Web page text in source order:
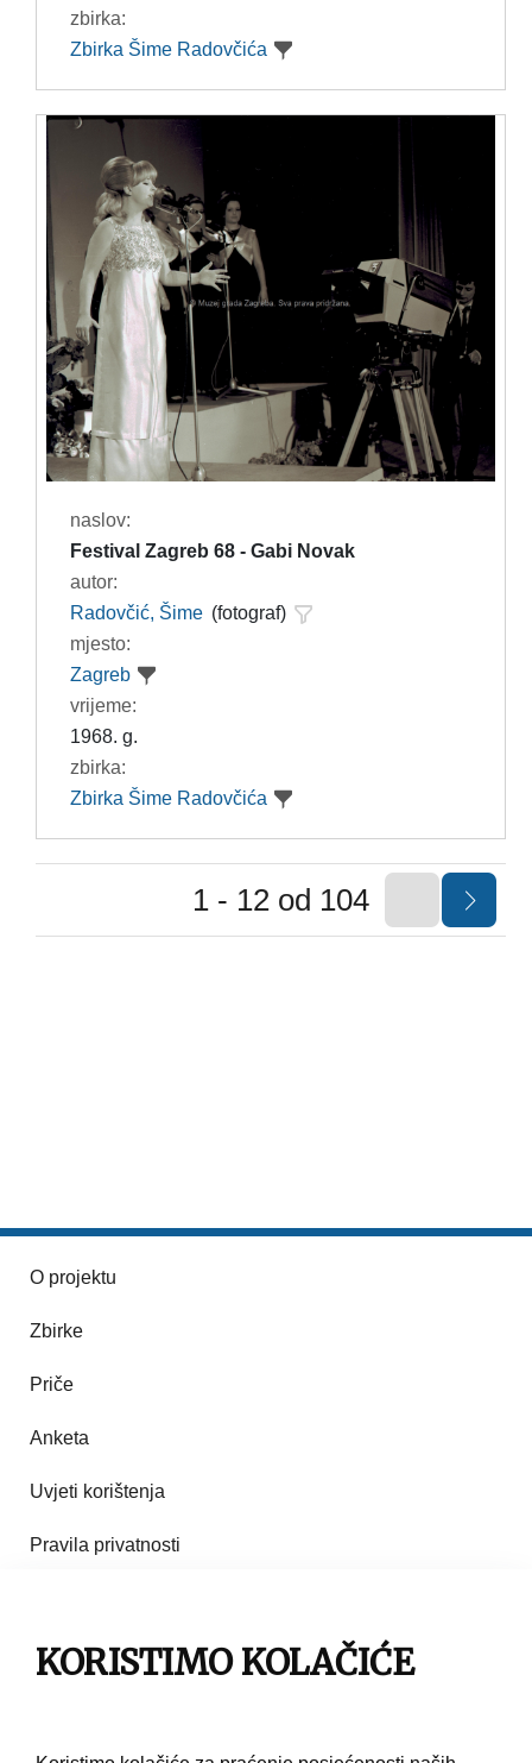
zbirka:
Zbirka Šime Radovčića
naslov:
Festival Zagreb 68 - Gabi Novak
autor:
Radovčić, Šime (fotograf)
mjesto:
Zagreb
vrijeme:
1968. g.
zbirka:
Zbirka Šime Radovčića
1 - 12 od 104
O projektu
Zbirke
Priče
Anketa
Uvjeti korištenja
Pravila privatnosti
Pravila korištenja
KORISTIMO KOLAČIĆE